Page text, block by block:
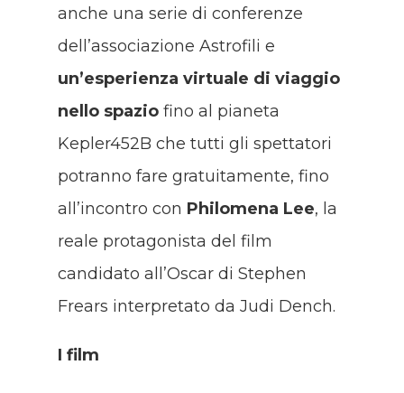
anche una serie di conferenze
dell’associazione Astrofili e
un’esperienza virtuale di viaggio
nello spazio fino al pianeta
Kepler452B che tutti gli spettatori
potranno fare gratuitamente, fino
all’incontro con Philomena Lee, la
reale protagonista del film
candidato all’Oscar di Stephen
Frears interpretato da Judi Dench.
I film